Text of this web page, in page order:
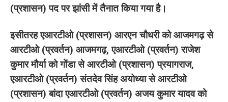
(प्रशासन) पद पर झांसी में तैनात किया गया है।
इसीतरह एआरटीओ (प्रशासन) आरएन चौधरी को आजमगढ़ से
आरटीओ (प्रवर्तन) आजमगढ़, एआरटीओ (प्रवर्तन) राजेश
कुमार मौर्या को गोंडा से आरटीओ (प्रशासन) प्रयागराज,
एआरटीओ (प्रवर्तन) संतदेव सिंह अयोध्या से आरटीओ
(प्रशासन) बांदा एआरटीओ (प्रवर्तन) अजय कुमार यादव को